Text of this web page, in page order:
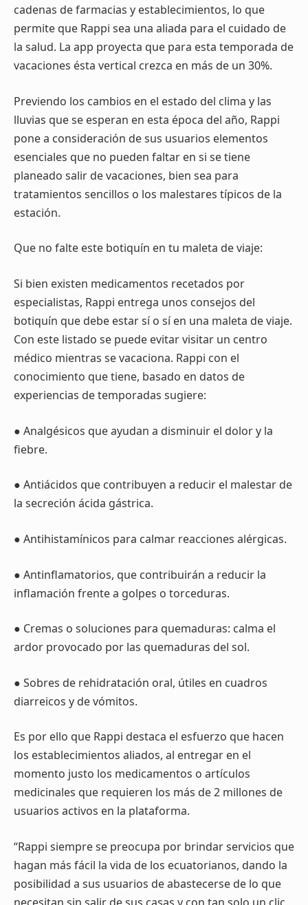
cadenas de farmacias y establecimientos, lo que
permite que Rappi sea una aliada para el cuidado de
la salud. La app proyecta que para esta temporada de
vacaciones ésta vertical crezca en más de un 30%.
Previendo los cambios en el estado del clima y las
lluvias que se esperan en esta época del año, Rappi
pone a consideración de sus usuarios elementos
esenciales que no pueden faltar en si se tiene
planeado salir de vacaciones, bien sea para
tratamientos sencillos o los malestares típicos de la
estación.
Que no falte este botiquín en tu maleta de viaje:
Si bien existen medicamentos recetados por
especialistas, Rappi entrega unos consejos del
botiquín que debe estar sí o sí en una maleta de viaje.
Con este listado se puede evitar visitar un centro
médico mientras se vacaciona. Rappi con el
conocimiento que tiene, basado en datos de
experiencias de temporadas sugiere:
● Analgésicos que ayudan a disminuir el dolor y la
fiebre.
● Antiácidos que contribuyen a reducir el malestar de
la secreción ácida gástrica.
● Antihistamínicos para calmar reacciones alérgicas.
● Antinflamatorios, que contribuirán a reducir la
inflamación frente a golpes o torceduras.
● Cremas o soluciones para quemaduras: calma el
ardor provocado por las quemaduras del sol.
● Sobres de rehidratación oral, útiles en cuadros
diarreicos y de vómitos.
Es por ello que Rappi destaca el esfuerzo que hacen
los establecimientos aliados, al entregar en el
momento justo los medicamentos o artículos
medicinales que requieren los más de 2 millones de
usuarios activos en la plataforma.
“Rappi siempre se preocupa por brindar servicios que
hagan más fácil la vida de los ecuatorianos, dando la
posibilidad a sus usuarios de abastecerse de lo que